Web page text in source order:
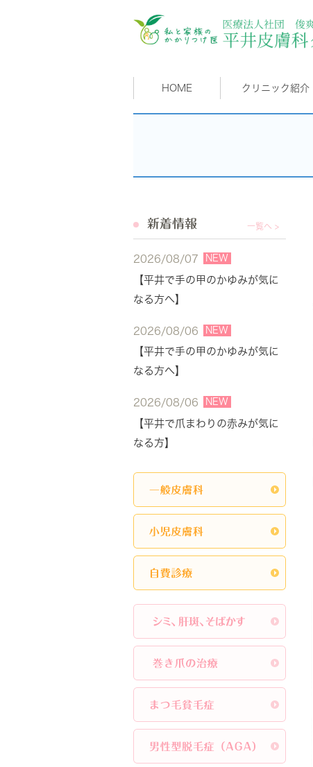
HOME クリニック紹介
新着情報 一覧へ >
2026/08/07 NEW
【平井で手の甲のかゆみが気に
なる方へ】
2026/08/06 NEW
【平井で手の甲のかゆみが気に
なる方へ】
2026/08/06 NEW
【平井で爪まわりの赤みが気に
なる方】